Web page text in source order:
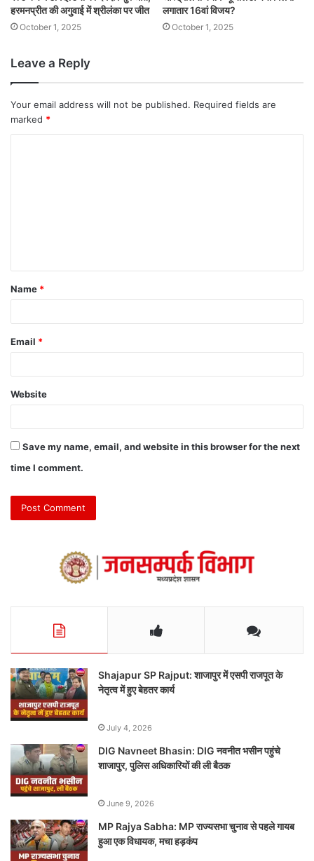
हरमनप्रीत की अगुवाई में श्रीलंका पर जीत
October 1, 2025
लगातार 16वां विजय?
October 1, 2025
Leave a Reply
Your email address will not be published. Required fields are
marked *
Name *
Email *
Website
Save my name, email, and website in this browser for the next
time I comment.
Shajapur SP Rajput: शाजापुर में एसपी राजपूत के
नेतृत्व में हुए बेहतर कार्य
July 4, 2026
DIG Navneet Bhasin: DIG नवनीत भसीन पहुंचे
शाजापुर, पुलिस अधिकारियों की ली बैठक
June 9, 2026
MP Rajya Sabha: MP राज्यसभा चुनाव से पहले गायब
हुआ एक विधायक, मचा हड़कंप